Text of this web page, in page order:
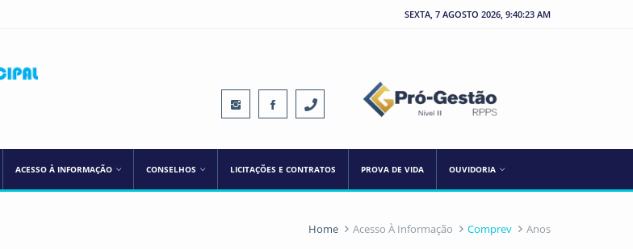
SEXTA, 7 AGOSTO 2026, 9:40:23 AM
ACESSO À INFORMAÇÃO CONSELHOS LICITAÇÕES E CONTRATOS PROVA DE VIDA OUVIDORIA
Home Acesso À Informação Comprev Anos